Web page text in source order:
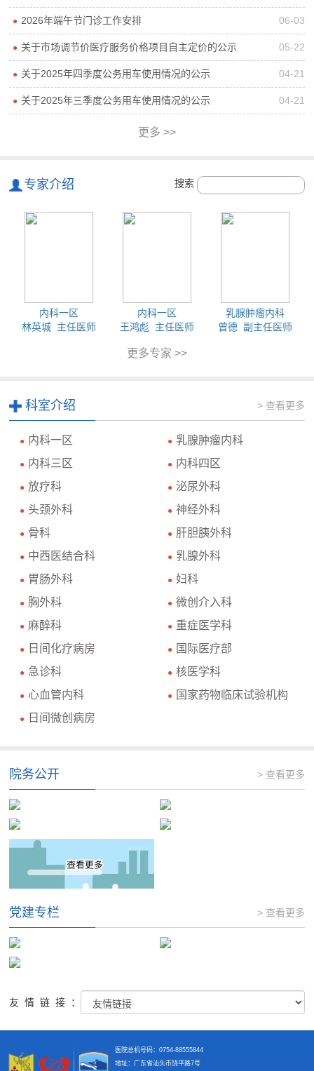
● 2026年端午节门诊工作安排 06-03
● 关于市场调节价医疗服务价格项目自主定价的公示 05-22
● 关于2025年四季度公务用车使用情况的公示 04-21
● 关于2025年三季度公务用车使用情况的公示 04-21
更多 >>
专家介绍 搜索
内科一区
林英城 主任医师
内科一区
王鸿彪 主任医师
乳腺肿瘤内科
曾德 副主任医师
更多专家 >>
科室介绍 > 查看更多
● 内科一区 ● 乳腺肿瘤内科
● 内科三区 ● 内科四区
● 放疗科 ● 泌尿外科
● 头颈外科 ● 神经外科
● 骨科 ● 肝胆胰外科
● 中西医结合科 ● 乳腺外科
● 胃肠外科 ● 妇科
● 胸外科 ● 微创介入科
● 麻醉科 ● 重症医学科
● 日间化疗病房 ● 国际医疗部
● 急诊科 ● 核医学科
● 心血管内科 ● 国家药物临床试验机构
● 日间微创病房
院务公开 > 查看更多
党建专栏 > 查看更多
友情链接：
医院总机号码：0754-88555844
地址：广东省汕头市饶平路7号